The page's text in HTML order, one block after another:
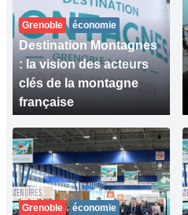
Grenoble économie
Destination Montagnes
: la vision des acteurs
clés de la montagne
française
Grenoble économie